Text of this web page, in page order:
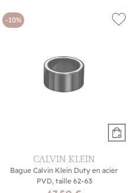
-10%
CALVIN KLEIN
Bague Calvin Klein Duty en acier
PVD, taille 62-63